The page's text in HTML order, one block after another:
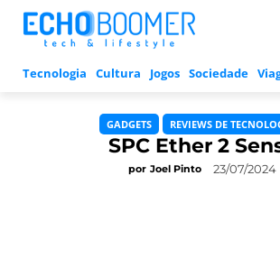
Tecnologia Cultura Jogos Sociedade
GADGETS REVIEWS DE
SPC Ether 2
por Joel Pinto 23/07/2024